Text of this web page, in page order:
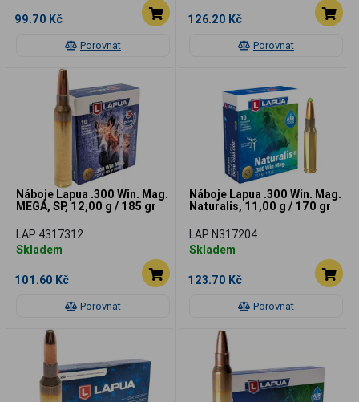
Porovnat
99.70 Kč
Porovnat
126.20 Kč
Porovnat
Náboje Lapua .300 Win. Mag.
MEGA, SP, 12,00 g / 185 gr
LAP 4317312
Skladem
101.60 Kč
Porovnat
Náboje Lapua .300 Win. Mag.
Naturalis, 11,00 g / 170 gr
LAP N317204
Skladem
123.70 Kč